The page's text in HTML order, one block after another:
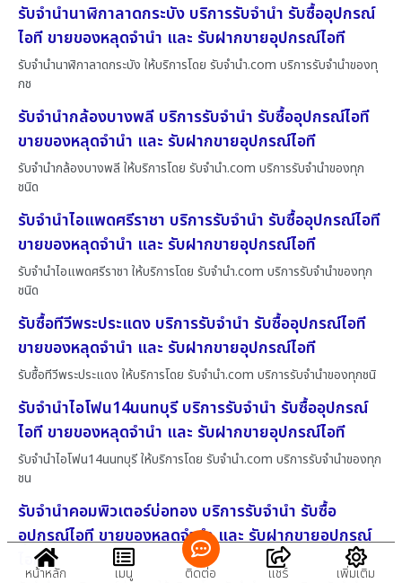
รับจำนำนาฬิกาลาดกระบัง บริการรับจำนำ รับซื้ออุปกรณ์
ไอที ขายของหลุดจำนำ และ รับฝากขายอุปกรณ์ไอที
รับจำนำนาฬิกาลาดกระบัง ให้บริการโดย รับจํานํา.com บริการรับจำนำของทุ
กช
รับจำนำกล้องบางพลี บริการรับจำนำ รับซื้ออุปกรณ์ไอที
ขายของหลุดจำนำ และ รับฝากขายอุปกรณ์ไอที
รับจำนำกล้องบางพลี ให้บริการโดย รับจํานํา.com บริการรับจำนำของทุก
ชนิด
รับจำนำไอแพดศรีราชา บริการรับจำนำ รับซื้ออุปกรณ์ไอที
ขายของหลุดจำนำ และ รับฝากขายอุปกรณ์ไอที
รับจำนำไอแพดศรีราชา ให้บริการโดย รับจํานํา.com บริการรับจำนำของทุก
ชนิด
รับซื้อทีวีพระประแดง บริการรับจำนำ รับซื้ออุปกรณ์ไอที
ขายของหลุดจำนำ และ รับฝากขายอุปกรณ์ไอที
รับซื้อทีวีพระประแดง ให้บริการโดย รับจํานํา.com บริการรับจำนำของทุกชนิ
รับจำนำไอโฟน14นนทบุรี บริการรับจำนำ รับซื้ออุปกรณ์
ไอที ขายของหลุดจำนำ และ รับฝากขายอุปกรณ์ไอที
รับจำนำไอโฟน14นนทบุรี ให้บริการโดย รับจํานํา.com บริการรับจำนำของทุก
ชน
รับจำนำคอมพิวเตอร์บ่อทอง บริการรับจำนำ รับซื้อ
อุปกรณ์ไอที ขายของหลุดจำนำ และ รับฝากขายอุปกรณ์
ไอที
หน้าหลัก เมนู ติดต่อ แชร์ เพิ่มเติม